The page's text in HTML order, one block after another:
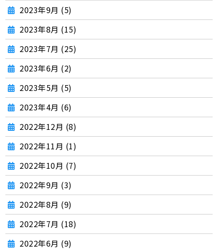
2023年9月 (5)
2023年8月 (15)
2023年7月 (25)
2023年6月 (2)
2023年5月 (5)
2023年4月 (6)
2022年12月 (8)
2022年11月 (1)
2022年10月 (7)
2022年9月 (3)
2022年8月 (9)
2022年7月 (18)
2022年6月 (9)